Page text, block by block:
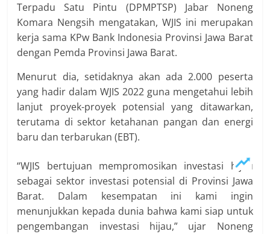
Terpadu Satu Pintu (DPMPTSP) Jabar Noneng
Komara Nengsih mengatakan, WJIS ini merupakan
kerja sama KPw Bank Indonesia Provinsi Jawa Barat
dengan Pemda Provinsi Jawa Barat.
Menurut dia, setidaknya akan ada 2.000 peserta
yang hadir dalam WJIS 2022 guna mengetahui lebih
lanjut proyek-proyek potensial yang ditawarkan,
terutama di sektor ketahanan pangan dan energi
baru dan terbarukan (EBT).
“WJIS bertujuan mempromosikan investasi hijau
sebagai sektor investasi potensial di Provinsi Jawa
Barat. Dalam kesempatan ini kami ingin
menunjukkan kepada dunia bahwa kami siap untuk
pengembangan investasi hijau,” ujar Noneng